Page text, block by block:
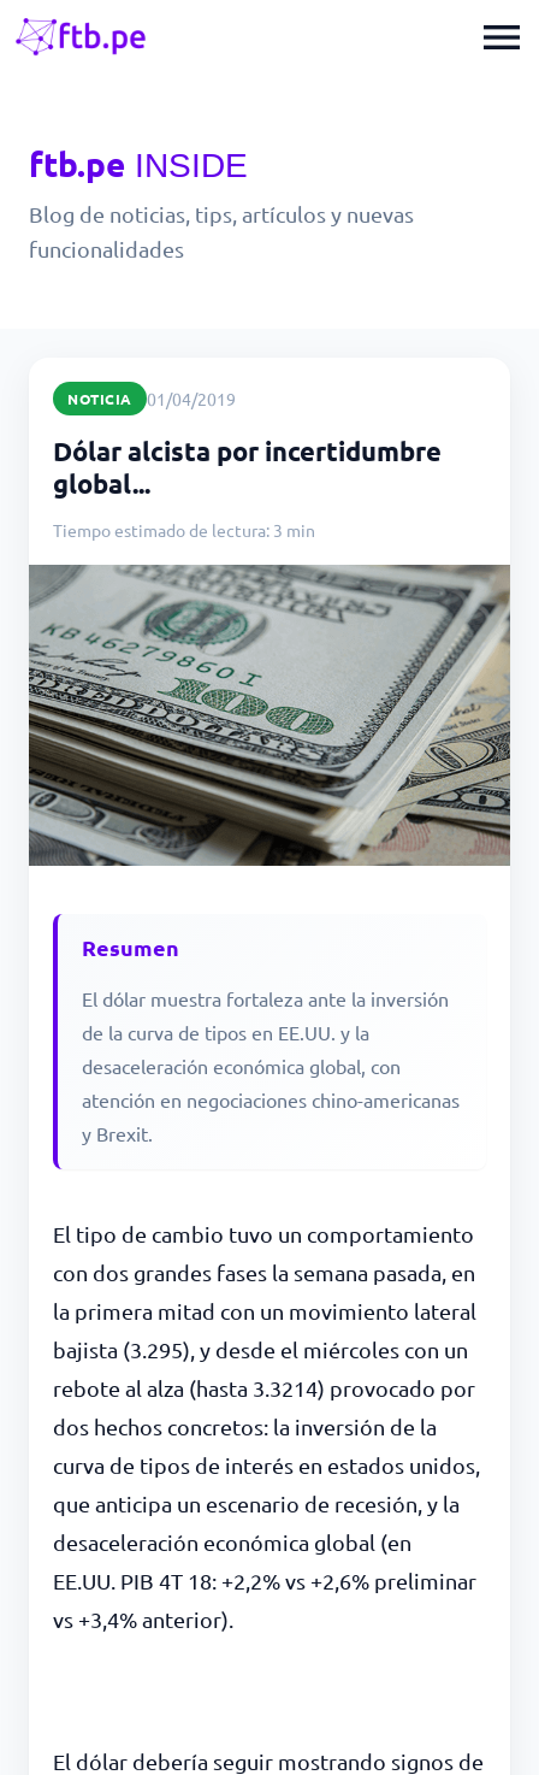
menu
ftb.pe INSIDE
Blog de noticias, tips, artículos y nuevas
funcionalidades
NOTICIA 01/04/2019
Dólar alcista por incertidumbre
global...
Tiempo estimado de lectura: 3 min
Resumen
El dólar muestra fortaleza ante la inversión
de la curva de tipos en EE.UU. y la
desaceleración económica global, con
atención en negociaciones chino-americanas
y Brexit.
El tipo de cambio tuvo un comportamiento
con dos grandes fases la semana pasada, en
la primera mitad con un movimiento lateral
bajista (3.295), y desde el miércoles con un
rebote al alza (hasta 3.3214) provocado por
dos hechos concretos: la inversión de la
curva de tipos de interés en estados unidos,
que anticipa un escenario de recesión, y la
desaceleración económica global (en
EE.UU. PIB 4T 18: +2,2% vs +2,6% preliminar
vs +3,4% anterior).
El dólar debería seguir mostrando signos de